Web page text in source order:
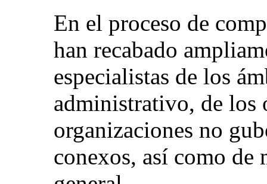
En el proceso de
han recabado
especialistas de los
administrativo, de los
organizaciones no
conexos, así como de